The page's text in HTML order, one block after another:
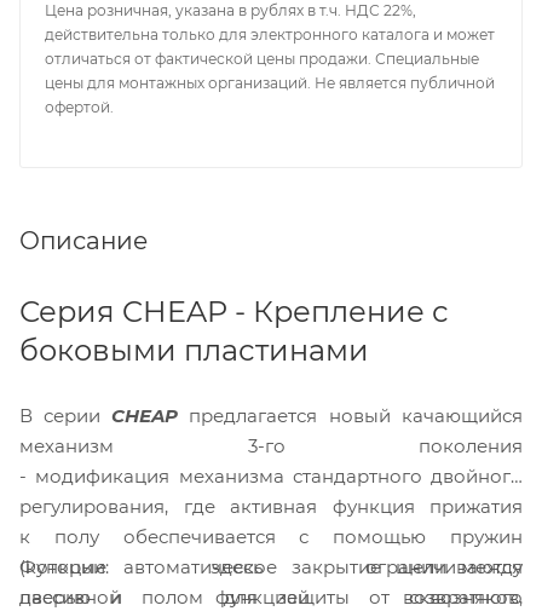
Цена розничная, указана в рублях в т.ч. НДС 22%,
действительна только для электронного каталога и может
отличаться от фактической цены продажи. Специальные
цены для монтажных организаций. Не является публичной
офертой.
Описание
Серия CHEAP - Крепление с
боковыми пластинами
В серии CHEAP предлагается новый качающийся
механизм 3-го поколения
- модификация механизма стандартного двойного
регулирования, где активная функция прижатия
к полу обеспечивается с помощью пружин
(которые здесь ограничиваются
пассивной функцией возвратного
Функции: автоматическое закрытие щели между
дверью и полом для защиты от сквозняков,